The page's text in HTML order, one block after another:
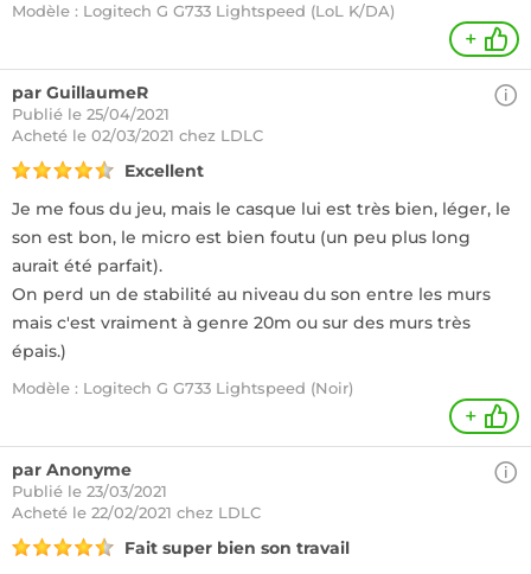
Modèle : Logitech G G733 Lightspeed (LoL K/DA)
+
par GuillaumeR
Publié le 25/04/2021
Acheté le 02/03/2021 chez LDLC
Excellent
Je me fous du jeu, mais le casque lui est très bien, léger, le
son est bon, le micro est bien foutu (un peu plus long
aurait été parfait).
On perd un de stabilité au niveau du son entre les murs
mais c'est vraiment à genre 20m ou sur des murs très
épais.)
Modèle : Logitech G G733 Lightspeed (Noir)
+
par Anonyme
Publié le 23/03/2021
Acheté le 22/02/2021 chez LDLC
Fait super bien son travail